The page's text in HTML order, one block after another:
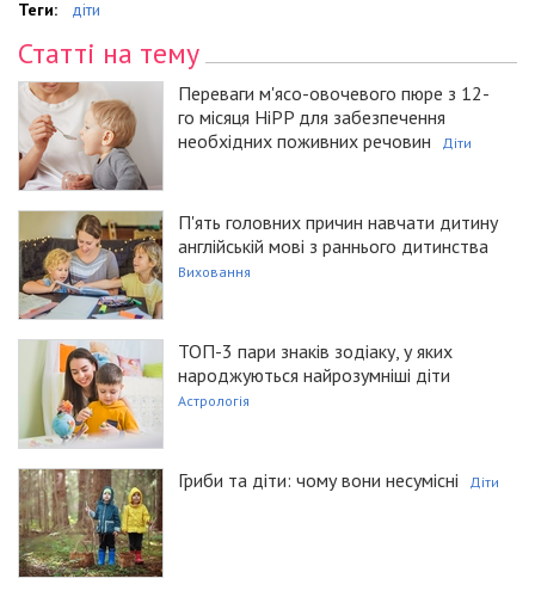
Теги: діти
Статті на тему
Переваги м'ясо-овочевого пюре з 12-
го місяця HiPP для забезпечення
необхідних поживних речовин
Діти
П'ять головних причин навчати дитину
англійській мові з раннього дитинства
Виховання
ТОП-3 пари знаків зодіаку, у яких
народжуються найрозумніші діти
Астрологія
Гриби та діти: чому вони несумісні Діти